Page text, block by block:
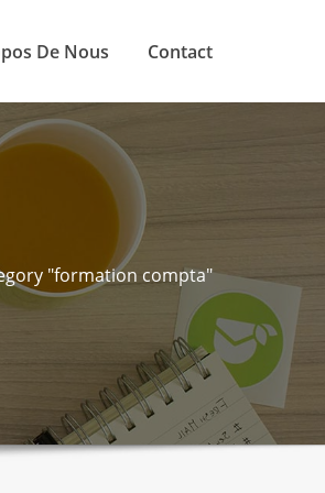
De Nous Contact
"formation compta"